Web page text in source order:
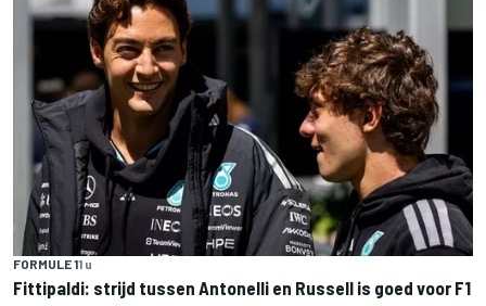
FORMULE 11 u
Fittipaldi: strijd tussen Antonelli en Russell is goed voor F1